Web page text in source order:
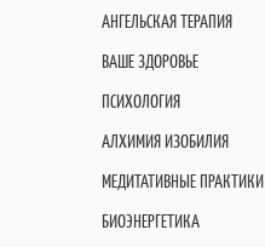
АНГЕЛЬСКАЯ ТЕРАПИЯ
ВАШЕ ЗДОРОВЬЕ
ПСИХОЛОГИЯ
АЛХИМИЯ ИЗОБИЛИЯ
МЕДИТАТИВНЫЕ ПРАКТИКИ
БИОЭНЕРГЕТИКА